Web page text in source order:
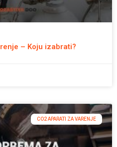
– Koju izabrati?
CO2 APARATI ZA VARENJE